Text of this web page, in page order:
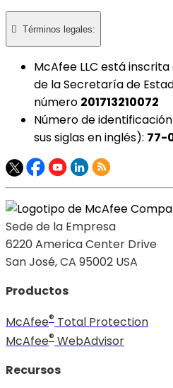
 Términos legales:​
McAfee LLC está
de la Secretaría de
número 201713210072
Número de
sus siglas en inglés): 77-
Sede de la Empresa
6220 America Center Drive
San José, CA 95002 USA
Productos
McAfee® Total Protection
McAfee® WebAdvisor
Recursos